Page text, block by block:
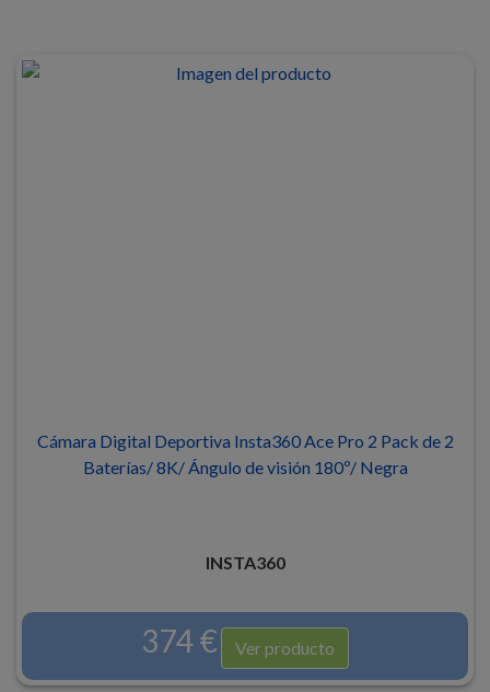
Cámara Digital Deportiva Insta360 Ace Pro 2 Pack de 2
Baterías/ 8K/ Ángulo de visión 180º/ Negra
INSTA360
374 € Ver producto